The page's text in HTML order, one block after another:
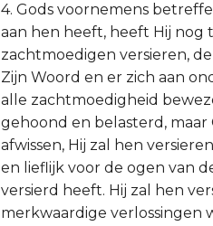
4. Gods voornemens
aan hen heeft, heeft Hij nog
zachtmoedigen versieren,
Zijn Woord en er zich aan
alle zachtmoedigheid
gehoond en belasterd,
afwissen, Hij zal hen
en lieflijk voor de ogen van
versierd heeft. Hij zal hen
merkwaardige verlossingen